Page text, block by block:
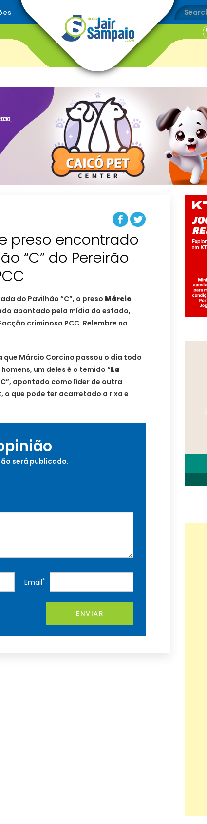
preso encontrado
“C” do Pereirão
do Pavilhão “C”, o preso Márcio
apontado pela mídia do estado,
criminosa PCC. Relembre na
Márcio Corcino passou o dia todo
um deles é o temido “La
apontado como líder de outra
o que pode ter acarretado a rixa e
será publicado.
Email*
ENVIAR